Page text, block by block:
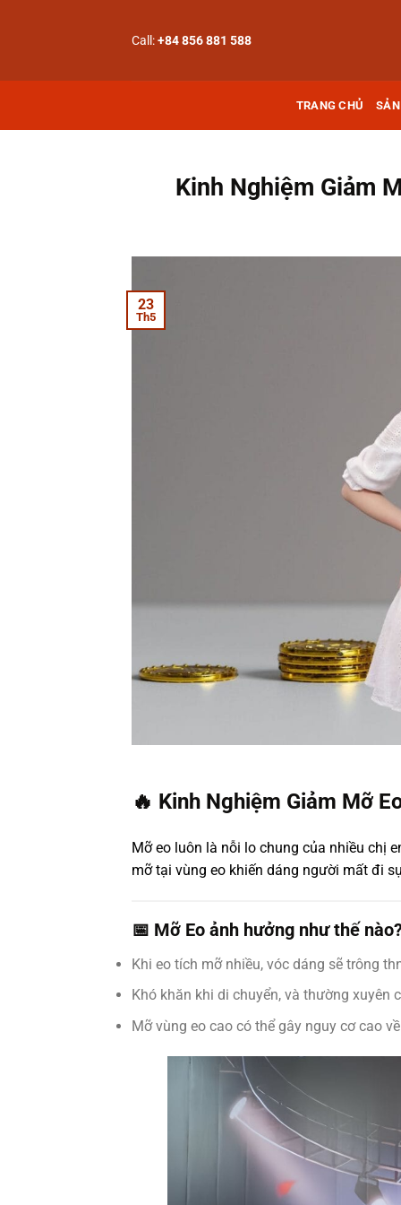
dung
Call:+84 856 881 588
TRANG CHỦ
Kinh Nghiệm Giảm
23
Th5
🔥 Kinh Nghiệm Giảm Mỡ
Mỡ eo luôn là nỗi lo chung của nhiều chị
mỡ tại vùng eo khiến dáng người mất đi
📅 Mỡ Eo ảnh hưởng như thế
Khi eo tích mỡ nhiều, vóc dáng sẽ trông
Khó khăn khi di chuyển, và thường xuyên
Mỡ vùng eo cao có thể gây nguy cơ cao